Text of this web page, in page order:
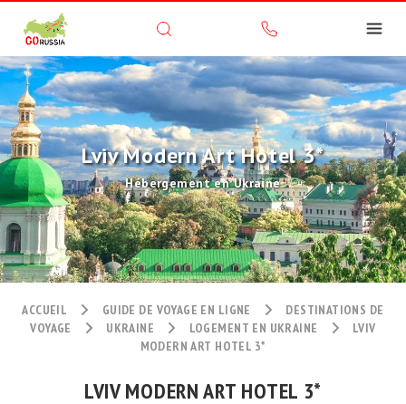
Lviv Modern Art Hotel 3*
Hébergement en Ukraine
ACCUEIL GUIDE DE VOYAGE EN LIGNE
DESTINATIONS DE
VOYAGE
UKRAINE LOGEMENT EN UKRAINE
LVIV
MODERN ART HOTEL 3*
LVIV MODERN ART HOTEL 3*